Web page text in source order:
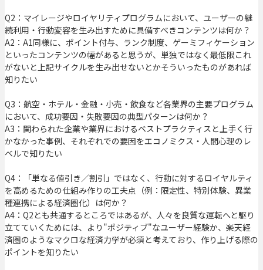
Q2：マイレージやロイヤリティプログラムにおいて、ユーザーの継
続利用・行動変容を生み出すために具備すべきコンテンツは何か？
A2：A1同様に、ポイント付与、ランク制度、ゲーミフィケーション
といったコンテンツの幅があると思うが、単独ではなく最低限これ
がないと上記サイクルを生み出せないとかそういったものがあれば
知りたい
Q3：航空・ホテル・金融・小売・飲食など各業界の主要プログラム
において、成功要因・失敗要因の典型パターンは何か？
A3：関わられた企業や業界におけるベストプラクティスと上手く行
かなかった事例、それぞれでの要因をエコノミクス・人間心理のレ
ベルで知りたい
Q4：「単なる値引き／割引」ではなく、行動に対するロイヤルティ
を高めるための仕組み作りの工夫点（例：限定性、特別体験、異業
種連携による経済圏化）は何か？
A4：Q2とも共通するところではあるが、人々を良質な運転へと駆り
立てていくためには、より"ポジティブ"なユーザー経験か、楽天経
済圏のようなマクロな経済力学が必須と考えており、作り上げる際の
ポイントを知りたい